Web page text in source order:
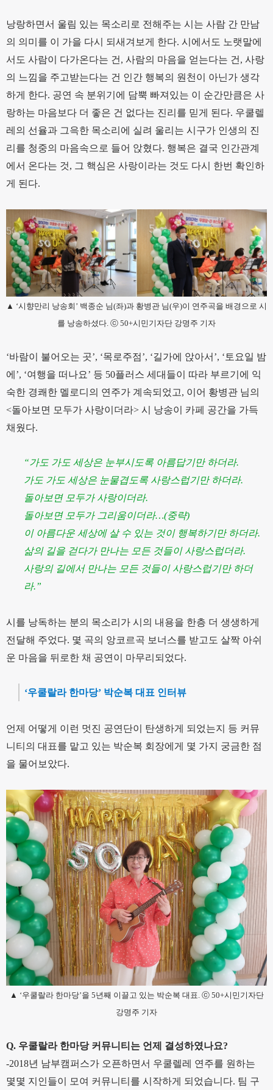
낭랑하면서 울림 있는 목소리로 전해주는 시는 사람 간 만남
의 의미를 이 가을 다시 되새겨보게 한다. 시에서도 노랫말에
서도 사람이 다가온다는 건, 사람의 마음을 얻는다는 건, 사랑
의 느낌을 주고받는다는 건 인간 행복의 원천이 아닌가 생각
하게 한다. 공연 속 분위기에 담뿍 빠져있는 이 순간만큼은 사
랑하는 마음보다 더 좋은 건 없다는 진리를 믿게 된다. 우쿨렐
레의 선율과 그윽한 목소리에 실려 울리는 시구가 인생의 진
리를 청중의 마음속으로 들어 앉혔다. 행복은 결국 인간관계
에서 온다는 것, 그 핵심은 사랑이라는 것도 다시 한번 확인하
게 된다.
▲ ‘시향만리 낭송회’ 백종순 님(좌)과 황병관 님(우)이 연주곡을 배경으로 시
를 낭송하셨다. ⓒ 50+시민기자단 강명주 기자
‘바람이 불어오는 곳’, ‘목로주점’, ‘길가에 앉아서’, ‘토요일 밤
에’, ‘여행을 떠나요’ 등 50플러스 세대들이 따라 부르기에 익
숙한 경쾌한 멜로디의 연주가 계속되었고, 이어 황병관 님의
<돌아보면 모두가 사랑이더라> 시 낭송이 카페 공간을 가득
채웠다.
“가도 가도 세상은 눈부시도록 아름답기만 하더라.
가도 가도 세상은 눈물겹도록 사랑스럽기만 하더라.
돌아보면 모두가 사랑이더라.
돌아보면 모두가 그리움이더라…(중략)
이 아름다운 세상에 살 수 있는 것이 행복하기만 하더라.
삶의 길을 걷다가 만나는 모든 것들이 사랑스럽더라.
사랑의 길에서 만나는 모든 것들이 사랑스럽기만 하더
라.”
시를 낭독하는 분의 목소리가 시의 내용을 한층 더 생생하게
전달해 주었다. 몇 곡의 앙코르곡 보너스를 받고도 살짝 아쉬
운 마음을 뒤로한 채 공연이 마무리되었다.
‘우쿨랄라 한마당’ 박순복 대표 인터뷰
언제 어떻게 이런 멋진 공연단이 탄생하게 되었는지 등 커뮤
니티의 대표를 맡고 있는 박순복 회장에게 몇 가지 궁금한 점
을 물어보았다.
▲ ‘우쿨랄라 한마당’을 5년째 이끌고 있는 박순복 대표. ⓒ 50+시민기자단
강명주 기자
Q. 우쿨랄라 한마당 커뮤니티는 언제 결성하였나요?
-2018년 남부캠퍼스가 오픈하면서 우쿨렐레 연주를 원하는
몇몇 지인들이 모여 커뮤니티를 시작하게 되었습니다. 팀 구